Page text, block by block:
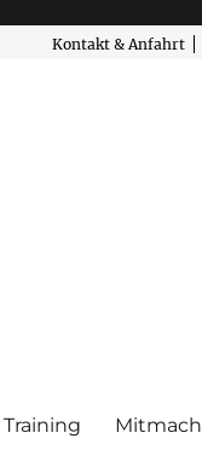
Kontakt & Anfahrt
Training